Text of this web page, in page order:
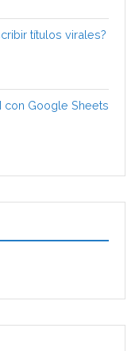
títulos virales?
con Google Sheets